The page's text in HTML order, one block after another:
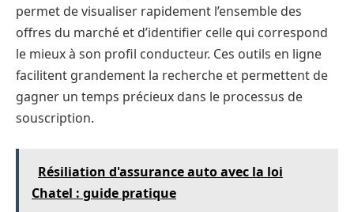
permet de visualiser rapidement l’ensemble des
offres du marché et d’identifier celle qui correspond
le mieux à son profil conducteur. Ces outils en ligne
facilitent grandement la recherche et permettent de
gagner un temps précieux dans le processus de
souscription.
Résiliation d'assurance auto avec la loi
Chatel : guide pratique